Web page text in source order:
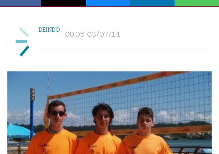
DEINDO 08:05 03/07/14